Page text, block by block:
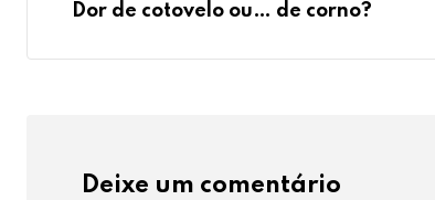
Dor de cotovelo ou… de corno?
Deixe um comentário